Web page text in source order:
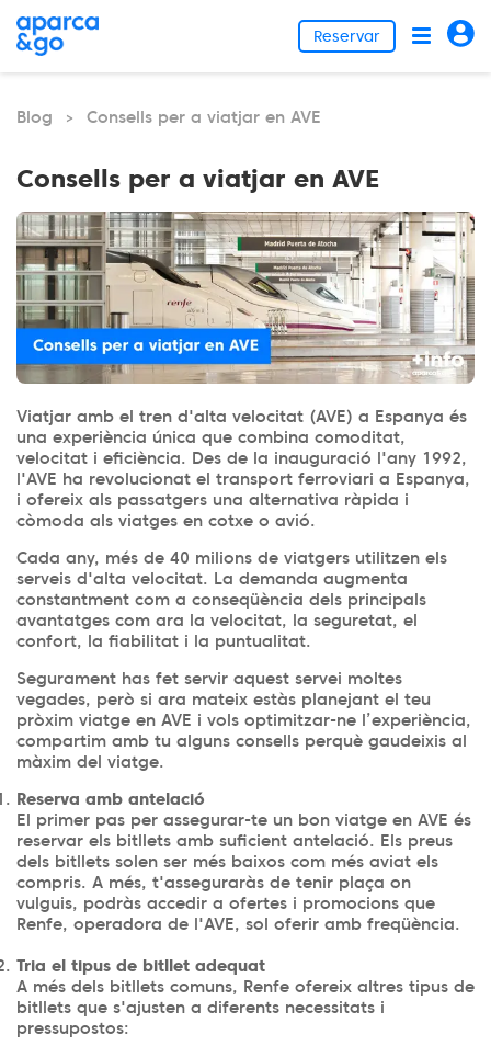
Reservar
Blog > Consells per a viatjar en AVE
Consells per a viatjar en AVE
Viatjar amb el tren d'alta velocitat (AVE) a Espanya és
una experiència única que combina comoditat,
velocitat i eficiència. Des de la inauguració l'any 1992,
l'AVE ha revolucionat el transport ferroviari a Espanya,
i ofereix als passatgers una alternativa ràpida i
còmoda als viatges en cotxe o avió.
Cada any, més de 40 milions de viatgers utilitzen els
serveis d'alta velocitat. La demanda augmenta
constantment com a conseqüència dels principals
avantatges com ara la velocitat, la seguretat, el
confort, la fiabilitat i la puntualitat.
Segurament has fet servir aquest servei moltes
vegades, però si ara mateix estàs planejant el teu
pròxim viatge en AVE i vols optimitzar-ne l’experiència,
compartim amb tu alguns consells perquè gaudeixis al
màxim del viatge.
Reserva amb antelació
El primer pas per assegurar-te un bon viatge en AVE és
reservar els bitllets amb suficient antelació. Els preus
dels bitllets solen ser més baixos com més aviat els
compris. A més, t'asseguraràs de tenir plaça on
vulguis, podràs accedir a ofertes i promocions que
Renfe, operadora de l'AVE, sol oferir amb freqüència.
Tria el tipus de bitllet adequat
A més dels bitllets comuns, Renfe ofereix altres tipus de
bitllets que s'ajusten a diferents necessitats i
pressupostos: